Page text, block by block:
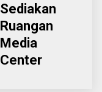
Sediakan
Ruangan
Media
Center